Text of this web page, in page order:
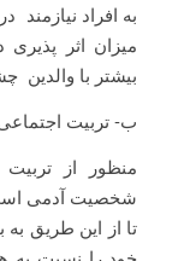
به افراد
میزان اثر
بیشتر با والدین
ب- تربیت
منظور از
شخصیت آدمی
تا از این طریق